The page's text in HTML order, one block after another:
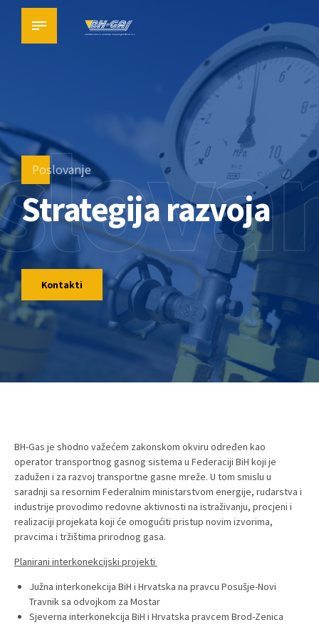
Poslovanje
Strategija razvoja
Kontakti
BH-Gas je shodno važećem zakonskom okviru određen kao
operator transportnog gasnog sistema u Federaciji BiH koji je
zadužen i za razvoj transportne gasne mreže. U tom smislu u
saradnji sa resornim Federalnim ministarstvom energije, rudarstva i
industrije provodimo redovne aktivnosti na istraživanju, procjeni i
realizaciji projekata koji će omogućiti pristup novim izvorima,
pravcima i tržištima prirodnog gasa.
Planirani interkonekcijski projekti
Južna interkonekcija BiH i Hrvatska na pravcu Posušje-Novi
Travnik sa odvojkom za Mostar
Sjeverna interkonekcija BiH i Hrvatska pravcem Brod-Zenica